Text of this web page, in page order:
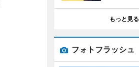
もっと見る
フォトフラッシュ